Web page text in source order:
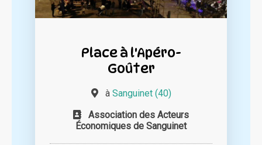
Place à l'Apéro-
Goûter
à Sanguinet (40)
Association des Acteurs
Économiques de Sanguinet